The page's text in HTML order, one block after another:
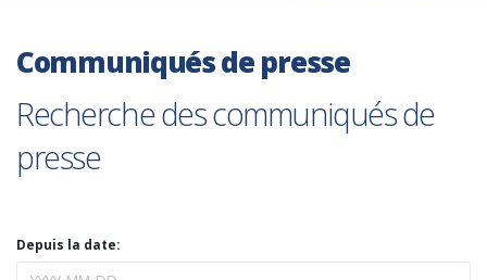
Communiqués de presse
Recherche des communiqués de
presse
Depuis la date: